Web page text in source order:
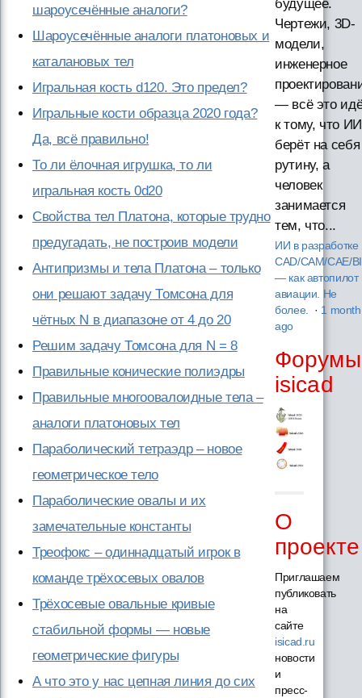
шароусечённые аналоги?
Шароусечённые аналоги платоновых и
каталановых тел
Игральная кость d120. Это предел?
Игральные кости образца 2020 года?
Да, всё правильно!
То ли ёлочная игрушка, то ли
игральная кость 0d20
Свойства тел Платона, которые трудно
предугадать, не построив модели
Антипризмы и тела Платона – только
они решают задачу Томсона для
чётных N в диапазоне от 4 до 20
Решим задачу Томсона для N = 8
Правильные конические полиэдры
Правильные многоовалоидные тела –
аналоги платоновых тел
Параболический тетраэдр – новое
геометрическое тело
Параболические овалы и их
замечательные константы
Треофокс – одиннадцатый игрок в
команде трёхосевых овалов
Трёхосевые овальные кривые
стабильной формы — новые
геометрические фигуры
А что это у нас цепная линия до сих
будущее.
Чертежи, 3D-
модели,
инженерное
— всё это
к тому, что ИИ
берёт на себя
рутину, а
человек
занимается
тем, что...
ИИ в разработке
CAD/CAM/CAE/
— как автопилот
авиации. Не
более. · 1 month
ago
Форумы
isicad
О
проекте
Приглашаем
публиковать
на
сайте
isicad.ru
новости
и
пресс-